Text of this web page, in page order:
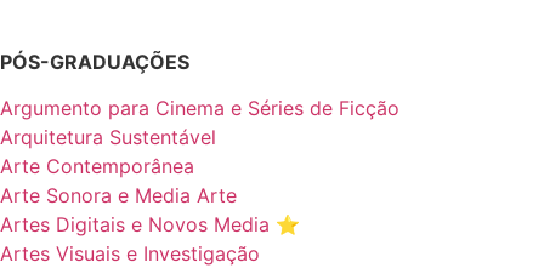
PÓS-GRADUAÇÕES
Argumento para Cinema e Séries de Ficção
Arquitetura Sustentável
Arte Contemporânea
Arte Sonora e Media Arte
Artes Digitais e Novos Media ⭐️
Artes Visuais e Investigação